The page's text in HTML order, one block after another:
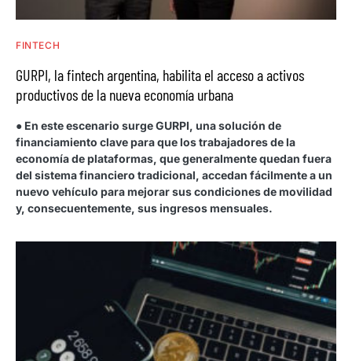
FINTECH
GURPI, la fintech argentina, habilita el acceso a activos
productivos de la nueva economía urbana
● En este escenario surge GURPI, una solución de
financiamiento clave para que los trabajadores de la
economía de plataformas, que generalmente quedan fuera
del sistema financiero tradicional, accedan fácilmente a un
nuevo vehículo para mejorar sus condiciones de movilidad
y, consecuentemente, sus ingresos mensuales.